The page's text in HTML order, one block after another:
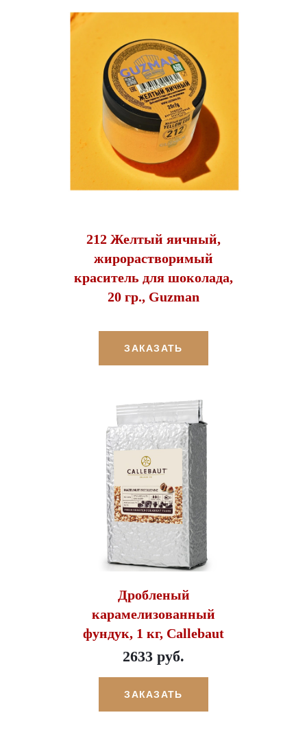
212 Желтый яичный,
жирорастворимый
краситель для шоколада,
20 гр., Guzman
ЗАКАЗАТЬ
Дробленый
карамелизованный
фундук, 1 кг, Callebaut
2633 руб.
ЗАКАЗАТЬ